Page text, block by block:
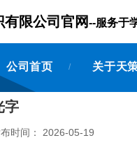
限公司官网--服务于
公司首页 / 关于天
字
时间： 2026-05-19